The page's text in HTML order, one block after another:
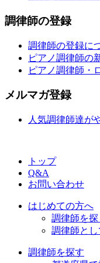
調律師の登録
調律師の登録に
ピアノ調律師の
ピアノ調律師・
メルマガ登録
人気調律師達が
トップ
Q&A
お問い合わせ
はじめての方へ
調律師を
調律師と
調律師を探す